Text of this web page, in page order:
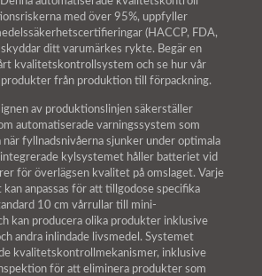
med över 95%, uppfyller
(HACCP, FDA,
ditt varumärkes rykte. Begär en
kvalitetskontrollsystem och se hur vår
från produktion till förpackning.
av produktionslinjen säkerställer
automatiserade varningssystem som
fyllnadsnivåerna sjunker under optimala
kylsystemet håller batteriet vid
för överlägsen kvalitet på omslaget. Varje
anpassas för att tillgodose specifika
10 cm vårrullar till mini-
kan producera olika produkter inklusive
andra inlindade livsmedel. Systemet
kvalitetskontrollmekanismer, inklusive
för att eliminera produkter som